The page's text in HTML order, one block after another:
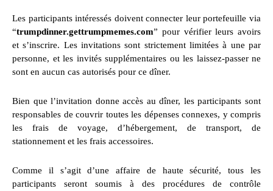
Les participants intéressés doivent connecter leur portefeuille via
“trumpdinner.gettrumpmemes.com” pour vérifier leurs avoirs
et s’inscrire. Les invitations sont strictement limitées à une par
personne, et les invités supplémentaires ou les laissez-passer ne
sont en aucun cas autorisés pour ce dîner.
Bien que l’invitation donne accès au dîner, les participants sont
responsables de couvrir toutes les dépenses connexes, y compris
les frais de voyage, d’hébergement, de transport, de
stationnement et les frais accessoires.
Comme il s’agit d’une affaire de haute sécurité, tous les
participants seront soumis à des procédures de contrôle